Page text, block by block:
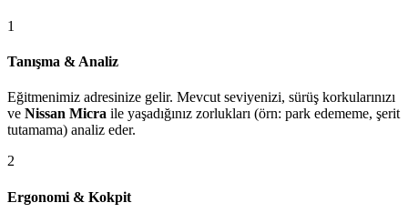
1
Tanışma & Analiz
Eğitmenimiz adresinize gelir. Mevcut seviyenizi, sürüş korkularınızı
ve Nissan Micra ile yaşadığınız zorlukları (örn: park edememe, şerit
tutamama) analiz eder.
2
Ergonomi & Kokpit